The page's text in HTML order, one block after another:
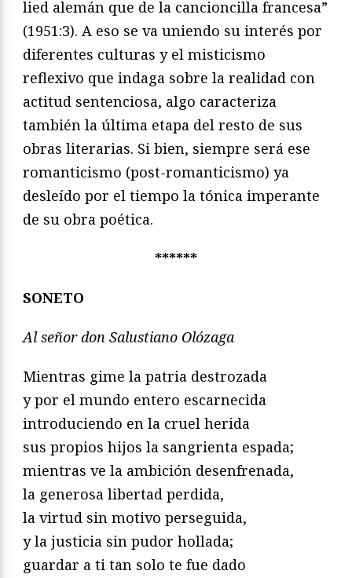
lied alemán que de la cancioncilla francesa”
(1951:3). A eso se va uniendo su interés por
diferentes culturas y el misticismo
reflexivo que indaga sobre la realidad con
actitud sentenciosa, algo caracteriza
también la última etapa del resto de sus
obras literarias. Si bien, siempre será ese
romanticismo (post-romanticismo) ya
desleído por el tiempo la tónica imperante
de su obra poética.
******
SONETO
Al señor don Salustiano Olózaga
Mientras gime la patria destrozada
y por el mundo entero escarnecida
introduciendo en la cruel herida
sus propios hijos la sangrienta espada;
mientras ve la ambición desenfrenada,
la generosa libertad perdida,
la virtud sin motivo perseguida,
y la justicia sin pudor hollada;
guardar a ti tan solo te fue dado